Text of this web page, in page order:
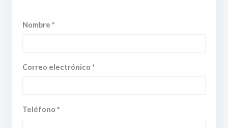
Nombre *
Correo electrónico *
Teléfono *